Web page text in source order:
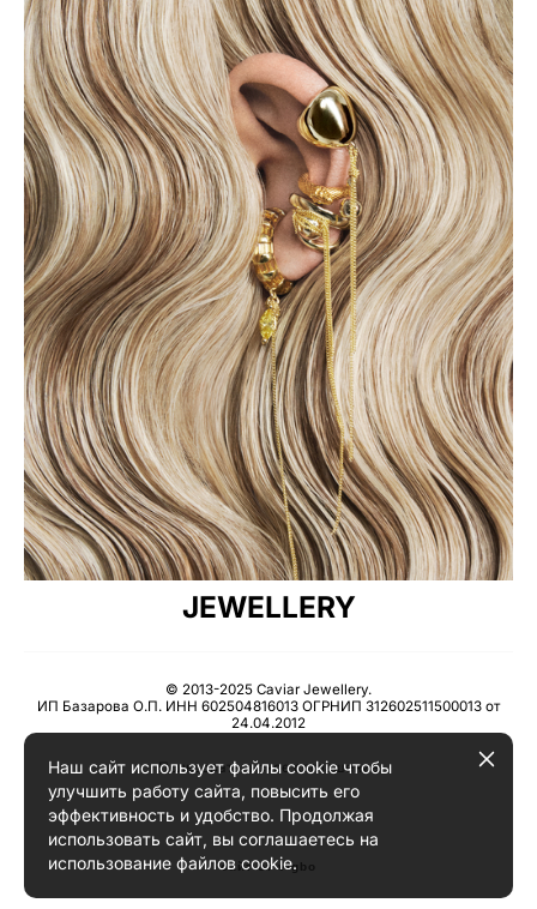
JEWELLERY
© 2013-2025 Caviar Jewellery.
ИП Базарова О.П. ИНН 602504816013 ОГРНИП 312602511500013 от
24.04.2012
Пользовательское соглашение
сайт от vigbo
Наш сайт использует файлы cookie чтобы
улучшить работу сайта, повысить его
эффективность и удобство. Продолжая
использовать сайт, вы соглашаетесь на
использование файлов cookie.